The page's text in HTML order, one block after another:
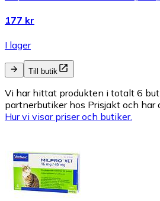
177 kr
I lager
Till butik
Vi har hittat produkten i totalt 6
partnerbutiker hos Prisjakt och har
Hur vi visar priser och butiker.